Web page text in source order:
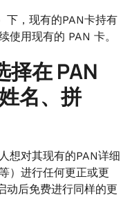
下，现有的PAN卡持有
使用现有的 PAN 卡。
择在 PAN
名、拼
想对其现有的PAN详细
）进行任何更正或更
动后免费进行同样的更